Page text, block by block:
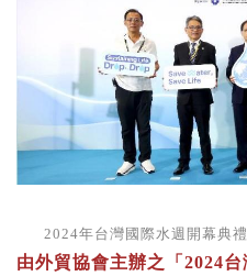
2024年台灣國際水週開幕典
由外貿協會主辦之「2024